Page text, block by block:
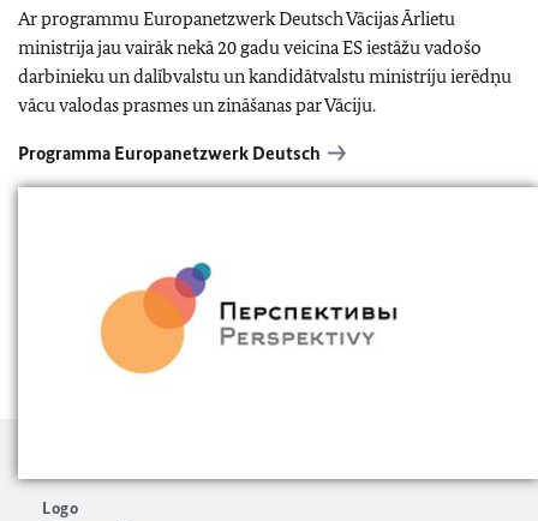
Ar programmu Europanetzwerk Deutsch Vācijas Ārlietu
ministrija jau vairāk nekā 20 gadu veicina ES iestāžu vadošo
darbinieku un dalībvalstu un kandidātvalstu ministriju ierēdņu
vācu valodas prasmes un zināšanas par Vāciju.
Programma Europanetzwerk Deutsch
Logo